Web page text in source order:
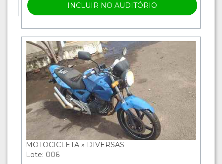
INCLUIR NO AUDITÓRIO
MOTOCICLETA » DIVERSAS
Lote: 006